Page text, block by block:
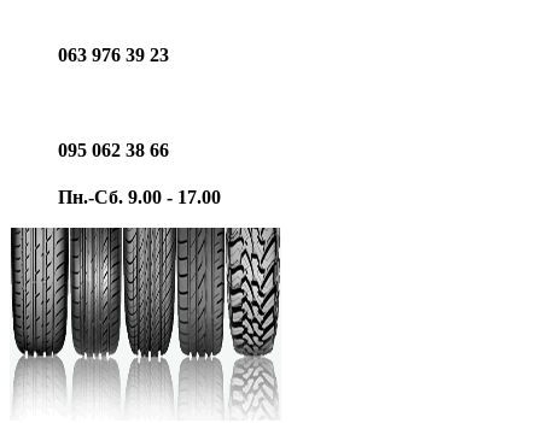
063 976 39 23
095 062 38 66
Пн.-Сб. 9.00 - 17.00